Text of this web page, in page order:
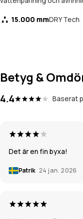
15.000 mmDRY Tech
Betyg &
4.4 Baserat
Det är en fin byxa!
Patrik 24 jan. 2026